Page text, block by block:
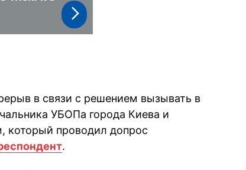
в связи с решением вызывать в
УБОПа города Киева и
который проводил допрос
.